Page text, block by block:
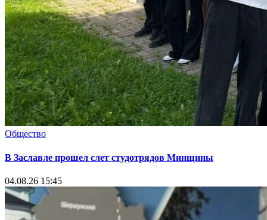
Общество
В Заславле прошел слет студотрядов Минщины
04.08.26 15:45